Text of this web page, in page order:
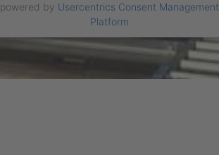
powered by Usercentrics Consent Management
Platform